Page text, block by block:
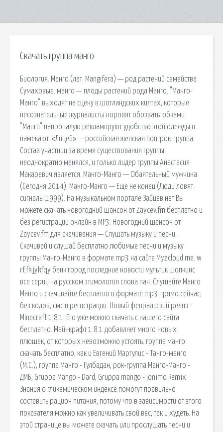
Скачать группа манго
Биология. Манго (лат. Mangifera) — род растений семейства
Сумаховые. манго — плоды растений рода Манго. "Манго-
Манго" выходят на сцену в шотландских килтах, которые
несознательные журналисты норовят обозвать юбками.
"Манги" напропалую рекламируют удобство этой одежды и
намекают. «Лицей» — российская женская поп-рок-группа.
Состав участниц за время существования группы
неоднократно менялся, и только лидер группы Анастасия
Макаревич является. Манго-Манго — Обаятельный мужчина
(Сегодня 2014). Манго-Манго — Еще не конец (Люди ловят
сигналы 1999). На музыкальном портале Зайцев.нет Вы
можете скачать новогодний шансон от Zaycev.fm бесплатно и
без регистрации онлайн в MP3. Новогодний шансон от
Zaycev.fm для скачивания — Слушать музыку и песни.
Скачивай и слушай бесплатно любимые песни и музыку
группы Манго-Манго в формате mp3 на сайте Myzcloud.me. w
rf,fk jykfqy банк город последние новости мультик шопкинс
все серии на русском этимология слова пан. Слушайте Манго
Манго и скачивайте бесплатно в формате mp3 прямо сейчас,
без кодов, смс и регистрации. Новый февральский релиз -
Minecraft 1.8.1. Его уже можно скачать с нашего сайта
бесплатно. Майнкрафт 1.8.1 добавляет много новых
плюшек, от которых невозможно устоять. группа манго
cкачать бесплатно, как и Евгений Маргулис - Танго-манго
(М.С.), группа Манго - Гулбадан, рок-группа Манго-Манго -
ДМБ, Gruppa Mango - Dard, Gruppa mango - jonimo Remix.
Знания о гликемическом индексе помогут правильно
составить рацион питания, потому что в зависимости от этого
показателя можно как увеличивать свой вес, так и худеть. На
этой странице вы можете скачать или прослушать песни и